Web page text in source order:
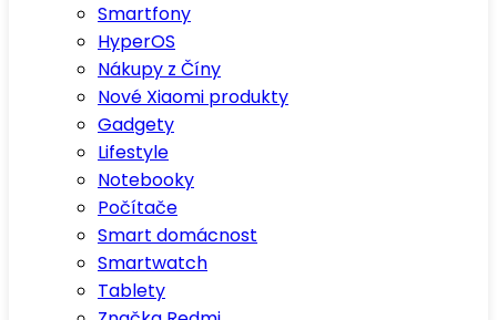
Smartfony
HyperOS
Nákupy z Číny
Nové Xiaomi produkty
Gadgety
Lifestyle
Notebooky
Počítače
Smart domácnost
Smartwatch
Tablety